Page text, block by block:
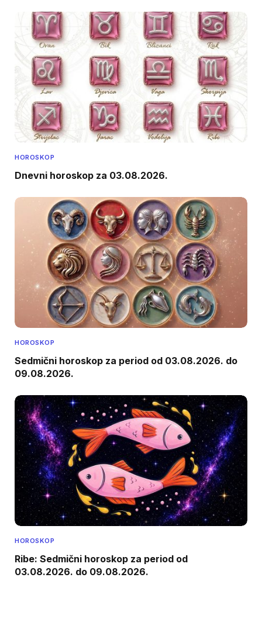
HOROSKOP
Dnevni horoskop za 03.08.2026.
HOROSKOP
Sedmični horoskop za period od 03.08.2026. do
09.08.2026.
HOROSKOP
Ribe: Sedmični horoskop za period od
03.08.2026. do 09.08.2026.